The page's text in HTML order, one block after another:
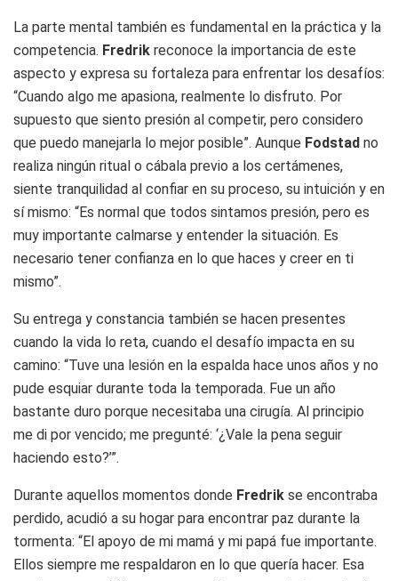
La parte mental también es fundamental en la práctica y la
competencia. Fredrik reconoce la importancia de este
aspecto y expresa su fortaleza para enfrentar los desafíos:
“Cuando algo me apasiona, realmente lo disfruto. Por
supuesto que siento presión al competir, pero considero
que puedo manejarla lo mejor posible”. Aunque Fodstad no
realiza ningún ritual o cábala previo a los certámenes,
siente tranquilidad al confiar en su proceso, su intuición y en
sí mismo: “Es normal que todos sintamos presión, pero es
muy importante calmarse y entender la situación. Es
necesario tener confianza en lo que haces y creer en ti
mismo”.
Su entrega y constancia también se hacen presentes
cuando la vida lo reta, cuando el desafío impacta en su
camino: “Tuve una lesión en la espalda hace unos años y no
pude esquiar durante toda la temporada. Fue un año
bastante duro porque necesitaba una cirugía. Al principio
me di por vencido; me pregunté: ‘¿Vale la pena seguir
haciendo esto?’”.
Durante aquellos momentos donde Fredrik se encontraba
perdido, acudió a su hogar para encontrar paz durante la
tormenta: “El apoyo de mi mamá y mi papá fue importante.
Ellos siempre me respaldaron en lo que quería hacer. Esa